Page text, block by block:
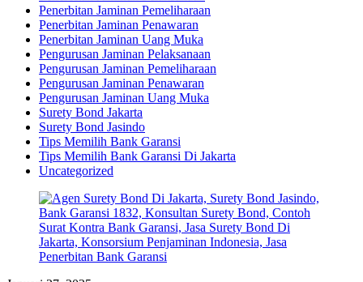
Penerbitan Jaminan Pemeliharaan
Penerbitan Jaminan Penawaran
Penerbitan Jaminan Uang Muka
Pengurusan Jaminan Pelaksanaan
Pengurusan Jaminan Pemeliharaan
Pengurusan Jaminan Penawaran
Pengurusan Jaminan Uang Muka
Surety Bond Jakarta
Surety Bond Jasindo
Tips Memilih Bank Garansi
Tips Memilih Bank Garansi Di Jakarta
Uncategorized